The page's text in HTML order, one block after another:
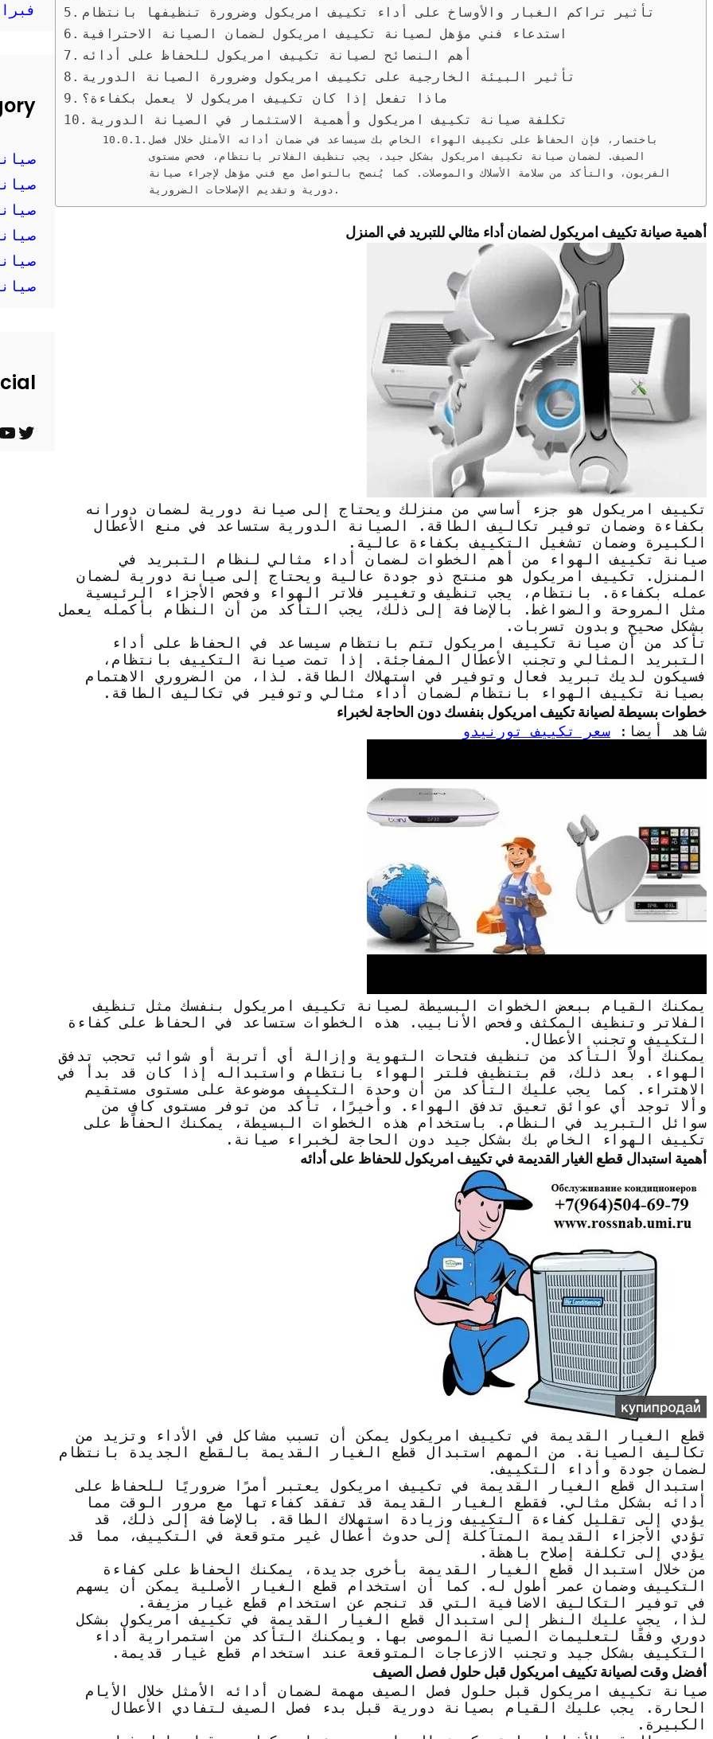
تأثير تراكم الغبار والأوساخ على أداء تكييف امريكول وضرورة تنظيفها بانتظام
استدعاء فني مؤهل لصيانة تكييف امريكول لضمان الصيانة الاحترافية
أهم النصائح لصيانة تكييف امريكول للحفاظ على أدائه
تأثير البيئة الخارجية على تكييف امريكول وضرورة الصيانة الدورية
ماذا تفعل إذا كان تكييف امريكول لا يعمل بكفاءة؟
تكلفة صيانة تكييف امريكول وأهمية الاستثمار في الصيانة الدورية
باختصار، فإن الحفاظ على تكييف الهواء الخاص بك سيساعد في ضمان أدائه الأمثل خلال فصل
الصيف. لضمان صيانة تكييف امريكول بشكل جيد، يجب تنظيف الفلاتر بانتظام، فحص مستوى
الفريون، والتأكد من سلامة الأسلاك والموصلات. كما يُنصح بالتواصل مع فني مؤهل لإجراء صيانة
دورية وتقديم الإصلاحات الضرورية.
أهمية صيانة تكييف امريكول لضمان أداء مثالي للتبريد في المنزل
تكييف امريكول هو جزء أساسي من منزلك ويحتاج إلى صيانة دورية لضمان دورانه
بكفاءة وضمان توفير تكاليف الطاقة. الصيانة الدورية ستساعد في منع الأعطال
الكبيرة وضمان تشغيل التكييف بكفاءة عالية.
صيانة تكييف الهواء من أهم الخطوات لضمان أداء مثالي لنظام التبريد في
المنزل. تكييف امريكول هو منتج ذو جودة عالية ويحتاج إلى صيانة دورية لضمان
عمله بكفاءة. بانتظام، يجب تنظيف وتغيير فلاتر الهواء وفحص الأجزاء الرئيسية
مثل المروحة والضواغط. بالإضافة إلى ذلك، يجب التأكد من أن النظام بأكمله يعمل
بشكل صحيح وبدون تسربات.
تأكد من أن صيانة تكييف امريكول تتم بانتظام سيساعد في الحفاظ على أداء
التبريد المثالي وتجنب الأعطال المفاجئة. إذا تمت صيانة التكييف بانتظام،
فسيكون لديك تبريد فعال وتوفير في استهلاك الطاقة. لذا، من الضروري الاهتمام
بصيانة تكييف الهواء بانتظام لضمان أداء مثالي وتوفير في تكاليف الطاقة.
خطوات بسيطة لصيانة تكييف امريكول بنفسك دون الحاجة لخبراء
شاهد أيضا: سعر تكييف تورنيدو
يمكنك القيام ببعض الخطوات البسيطة لصيانة تكييف امريكول بنفسك مثل تنظيف
الفلاتر وتنظيف المكثف وفحص الأنابيب. هذه الخطوات ستساعد في الحفاظ على كفاءة
التكييف وتجنب الأعطال.
يمكنك أولاً التأكد من تنظيف فتحات التهوية وإزالة أي أتربة أو شوائب تحجب تدفق
الهواء. بعد ذلك، قم بتنظيف فلتر الهواء بانتظام واستبداله إذا كان قد بدأ في
الاهتراء. كما يجب عليك التأكد من أن وحدة التكييف موضوعة على مستوى مستقيم
وألا توجد أي عوائق تعيق تدفق الهواء. وأخيرًا، تأكد من توفر مستوى كافٍ من
سوائل التبريد في النظام. باستخدام هذه الخطوات البسيطة، يمكنك الحفاظ على
تكييف الهواء الخاص بك بشكل جيد دون الحاجة لخبراء صيانة.
أهمية استبدال قطع الغيار القديمة في تكييف امريكول للحفاظ على أدائه
قطع الغيار القديمة في تكييف امريكول يمكن أن تسبب مشاكل في الأداء وتزيد من
تكاليف الصيانة. من المهم استبدال قطع الغيار القديمة بالقطع الجديدة بانتظام
لضمان جودة وأداء التكييف.
استبدال قطع الغيار القديمة في تكييف امريكول يعتبر أمرًا ضروريًا للحفاظ على
أدائه بشكل مثالي. فقطع الغيار القديمة قد تفقد كفاءتها مع مرور الوقت مما
يؤدي إلى تقليل كفاءة التكييف وزيادة استهلاك الطاقة. بالإضافة إلى ذلك، قد
تؤدي الأجزاء القديمة المتآكلة إلى حدوث أعطال غير متوقعة في التكييف، مما قد
يؤدي إلى تكلفة إصلاح باهظة.
من خلال استبدال قطع الغيار القديمة بأخرى جديدة، يمكنك الحفاظ على كفاءة
التكييف وضمان عمر أطول له. كما أن استخدام قطع الغيار الأصلية يمكن أن يسهم
في توفير التكاليف الاضافية التي قد تنجم عن استخدام قطع غيار مزيفة.
لذا، يجب عليك النظر إلى استبدال قطع الغيار القديمة في تكييف امريكول بشكل
دوري وفقًا لتعليمات الصيانة الموصى بها. ويمكنك التأكد من استمرارية أداء
التكييف بشكل جيد وتجنب الازعاجات المتوقعة عند استخدام قطع غيار قديمة.
أفضل وقت لصيانة تكييف امريكول قبل حلول فصل الصيف
صيانة تكييف امريكول قبل حلول فصل الصيف مهمة لضمان أدائه الأمثل خلال الأيام
الحارة. يجب عليك القيام بصيانة دورية قبل بدء فصل الصيف لتفادي الأعطال
الكبيرة.
فبراير
ت ي